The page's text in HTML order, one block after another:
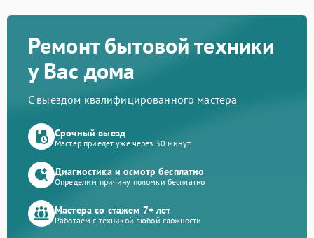
Ремонт бытовой техники
у Вас дома
С выездом квалифицированного мастера
Срочный выезд
Мастер приедет уже через 30 минут
Диагностика и осмотр бесплатно
Определим причину поломки бесплатно
Мастера со стажем 7+ лет
Работаем с техникой любой сложности